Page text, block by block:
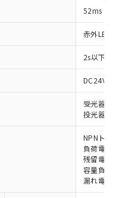
52ms
赤外LED
2s以下(
受光器:
投光器:
NPNトラ
負荷電流
残留電圧
容量負荷
漏れ電流